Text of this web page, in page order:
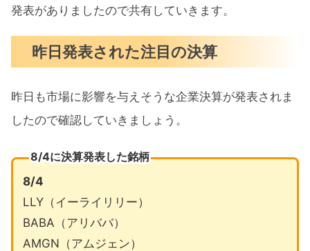
発表がありましたので共有していきます。
昨日発表された注目の決算
昨日も市場に影響を与えそうな企業決算が発表されま
したので確認していきましょう。
8/4に決算発表した銘柄
8/4
LLY（イーライリリー）
BABA（アリババ）
AMGN（アムジェン）